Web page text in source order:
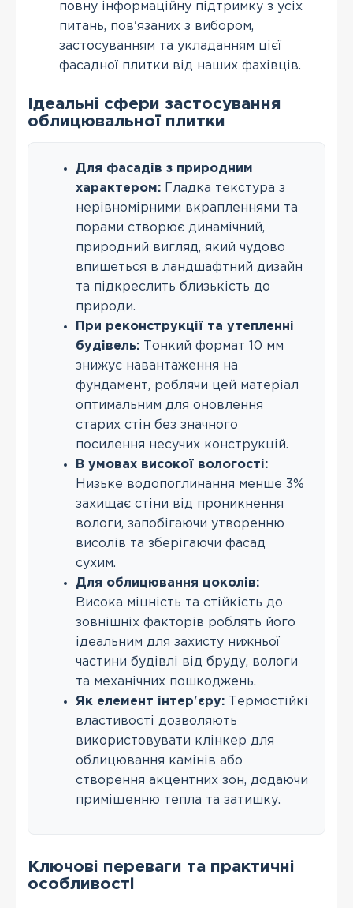
повну інформаційну підтримку з усіх
питань, пов'язаних з вибором,
застосуванням та укладанням цієї
фасадної плитки від наших фахівців.
Ідеальні сфери застосування
облицювальної плитки
Для фасадів з природним
характером: Гладка текстура з
нерівномірними вкрапленнями та
порами створює динамічний,
природний вигляд, який чудово
впишеться в ландшафтний дизайн
та підкреслить близькість до
природи.
При реконструкції та утепленні
будівель: Тонкий формат 10 мм
знижує навантаження на
фундамент, роблячи цей матеріал
оптимальним для оновлення
старих стін без значного
посилення несучих конструкцій.
В умовах високої вологості:
Низьке водопоглинання менше 3%
захищає стіни від проникнення
вологи, запобігаючи утворенню
висолів та зберігаючи фасад
сухим.
Для облицювання цоколів:
Висока міцність та стійкість до
зовнішніх факторів роблять його
ідеальним для захисту нижньої
частини будівлі від бруду, вологи
та механічних пошкоджень.
Як елемент інтер'єру: Термостійкі
властивості дозволяють
використовувати клінкер для
облицювання камінів або
створення акцентних зон, додаючи
приміщенню тепла та затишку.
Ключові переваги та практичні
особливості